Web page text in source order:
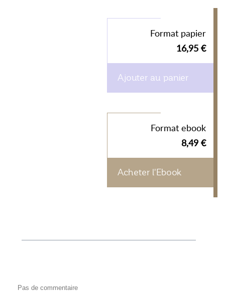
Format papier
16,95 €
Ajouter au panier
Format ebook
8,49 €
Acheter l'Ebook
Pas de commentaire